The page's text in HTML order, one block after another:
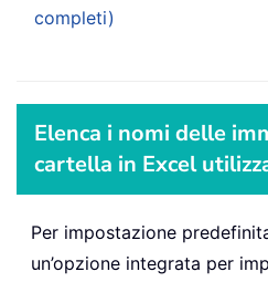
completi)
Elenca i nomi delle
cartella in Excel
Per impostazione
un’opzione integrata per